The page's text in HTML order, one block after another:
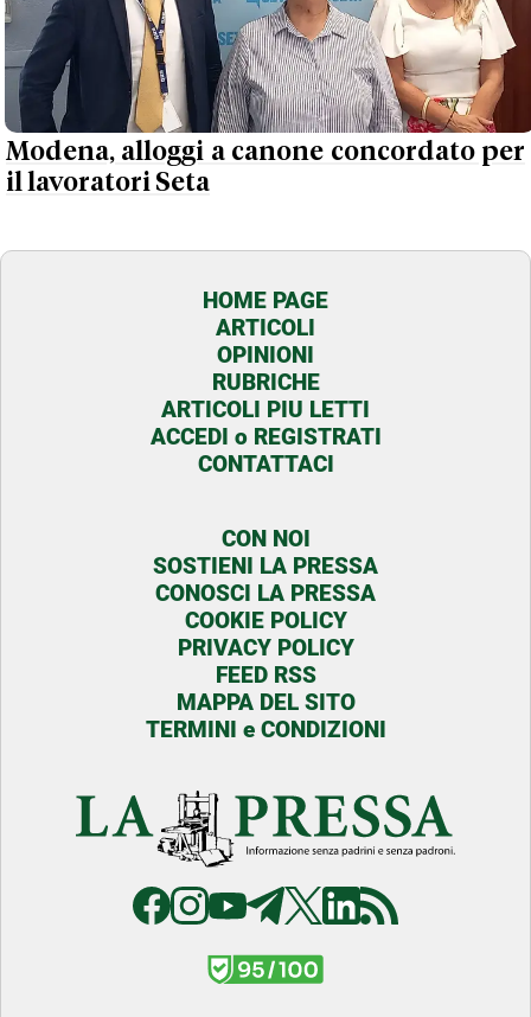
Modena, alloggi a canone concordato per
il lavoratori Seta
HOME PAGE
ARTICOLI
OPINIONI
RUBRICHE
ARTICOLI PIU LETTI
ACCEDI o REGISTRATI
CONTATTACI
CON NOI
SOSTIENI LA PRESSA
CONOSCI LA PRESSA
COOKIE POLICY
PRIVACY POLICY
FEED RSS
MAPPA DEL SITO
TERMINI e CONDIZIONI